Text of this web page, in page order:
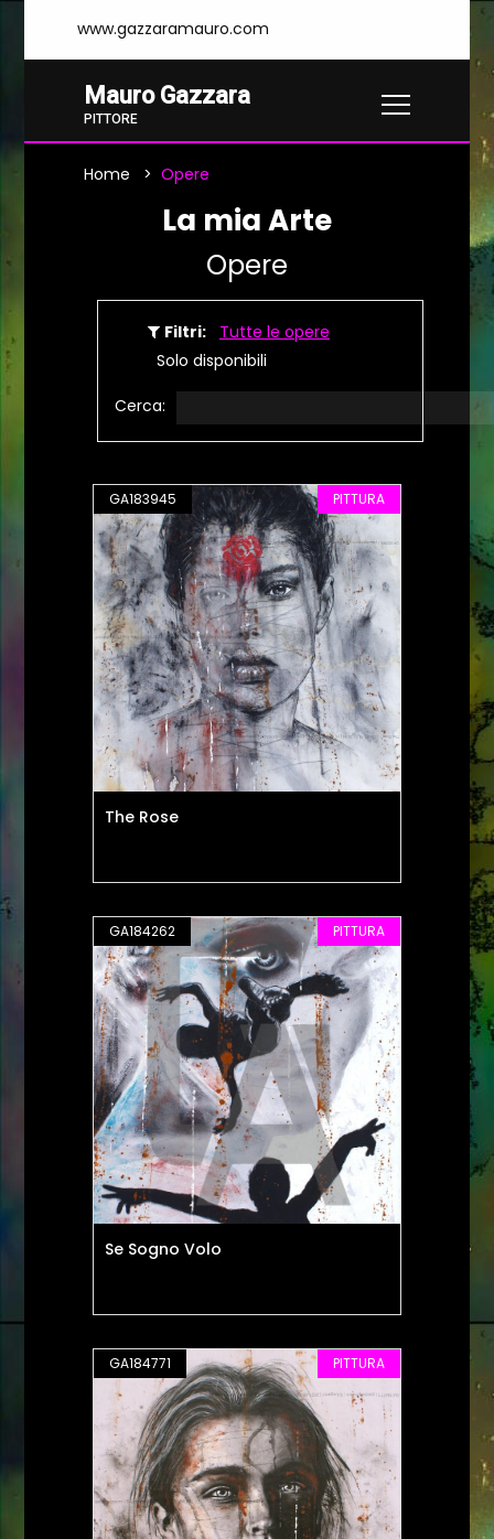
www.gazzaramauro.com
Mauro Gazzara
PITTORE
Home Opere
La mia Arte
Opere
Filtri:
Tutte le opere
Solo disponibili
Cerca:
GA183945 PITTURA
The Rose
GA184262 PITTURA
Se Sogno Volo
GA184771 PITTURA